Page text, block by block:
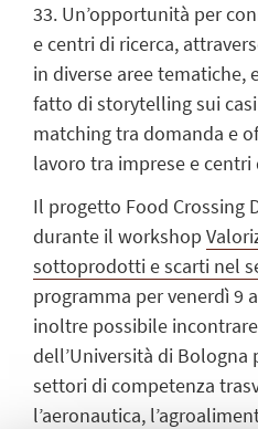
33. Un’opportunità per
e centri di ricerca,
in diverse aree tematiche,
fatto di storytelling sui
matching tra domanda e
lavoro tra imprese e
Il progetto Food Crossing
durante il workshop
sottoprodotti e scarti nel
programma per venerdì 9
inoltre possibile
dell’Università di Bologna
settori di competenza
l’aeronautica,